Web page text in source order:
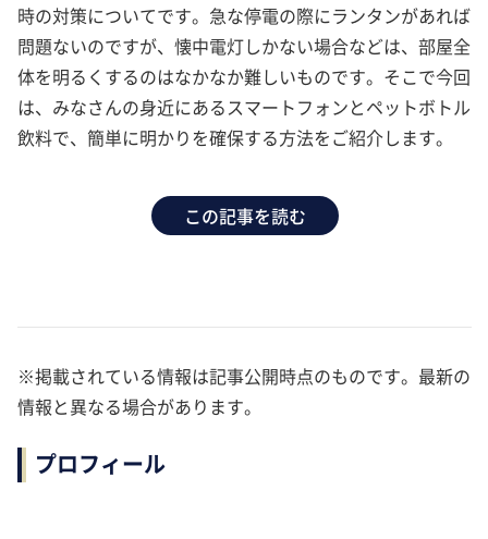
時の対策についてです。急な停電の際にランタンがあれば
問題ないのですが、懐中電灯しかない場合などは、部屋全
体を明るくするのはなかなか難しいものです。そこで今回
は、みなさんの身近にあるスマートフォンとペットボトル
飲料で、簡単に明かりを確保する方法をご紹介します。
この記事を読む
※掲載されている情報は記事公開時点のものです。最新の
情報と異なる場合があります。
プロフィール